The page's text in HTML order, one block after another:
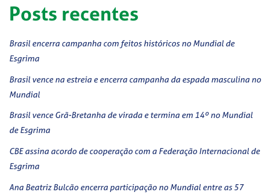
Posts recentes
Brasil encerra campanha com feitos históricos no Mundial de
Esgrima
Brasil vence na estreia e encerra campanha da espada masculina no
Mundial
Brasil vence Grã-Bretanha de virada e termina em 14º no Mundial
de Esgrima
CBE assina acordo de cooperação com a Federação Internacional de
Esgrima
Ana Beatriz Bulcão encerra participação no Mundial entre as 57